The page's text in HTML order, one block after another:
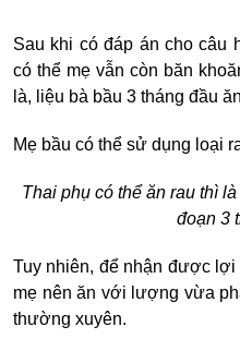
Sau khi có đáp án cho câu
có thể mẹ vẫn còn băn
là, liệu bà bầu 3 tháng đầu
Mẹ bầu có thể sử dụng loại
Thai phụ có thể ăn rau thì
đoạn 3
Tuy nhiên, để nhận được lợi
mẹ nên ăn với lượng vừa
thường xuyên.